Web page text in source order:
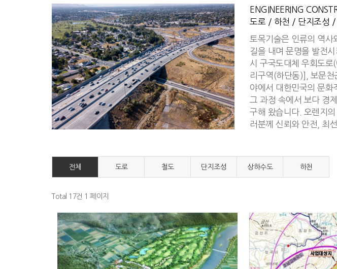
ENGINEERING
도로 / 하천 / 단지조성 /
토목기술은 인류의 역사
길을 내며 문명을 발전
시 구국도대체 우회도
리구역(하단동)], 보문
야에서 대한민국의 문화
그 과정 속에서 보다 경
구해 왔습니다. 오렌지
러분께 신뢰와 안전, 최
전체 도로 철도 단지조성 상하수도 하천
Total 17건 1 페이지